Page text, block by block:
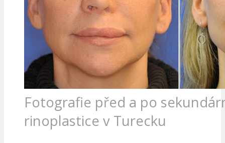
Fotografie před a po
rinoplastice v Turecku